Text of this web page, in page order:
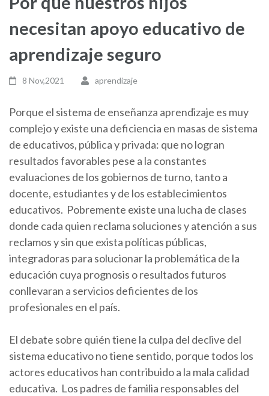
necesitan apoyo educativo de
aprendizaje seguro
8 Nov,2021 aprendizaje
Porque el sistema de enseñanza aprendizaje es muy
complejo y existe una deficiencia en masas de sistema
de educativos, pública y privada: que no logran
resultados favorables pese a la constantes
evaluaciones de los gobiernos de turno, tanto a
docente, estudiantes y de los establecimientos
educativos. Pobremente existe una lucha de clases
donde cada quien reclama soluciones y atención a sus
reclamos y sin que exista políticas públicas,
integradoras para solucionar la problemática de la
educación cuya prognosis o resultados futuros
conllevaran a servicios deficientes de los
profesionales en el país.
El debate sobre quién tiene la culpa del declive del
sistema educativo no tiene sentido, porque todos los
actores educativos han contribuido a la mala calidad
educativa. Los padres de familia responsables del